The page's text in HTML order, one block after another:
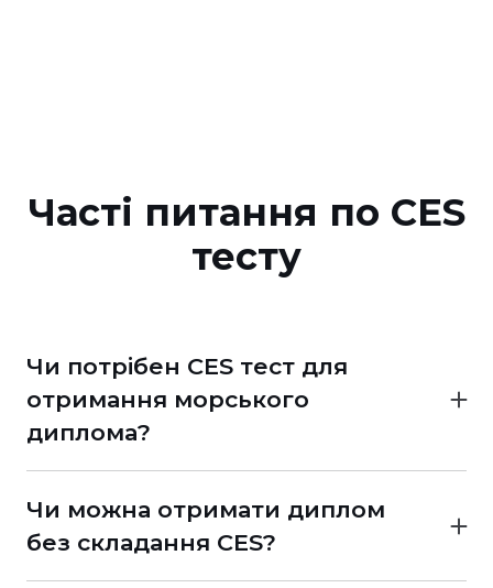
Часті питання по CES
тесту
Чи потрібен CES тест для
отримання морського
диплома?
Не завжди. CES призначається залежно від
стажу та ситуації з документами.
Якщо стаж підтверджений, диплом можна
оформити без іспиту.
Чи можна отримати диплом
без складання CES?
Так, якщо виконуються вимоги до стажу та